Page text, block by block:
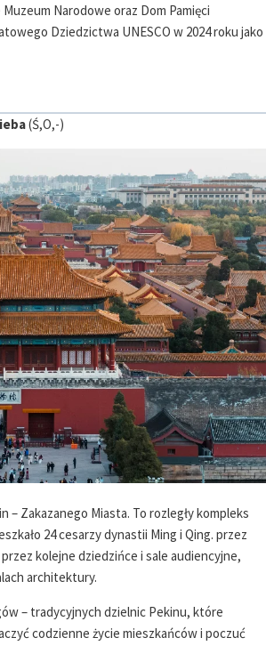
Narodowe oraz Dom Pamięci
Dziedzictwa UNESCO w 2024 roku jako
(Ś,O,-)
– Zakazanego Miasta. To rozległy kompleks
24 cesarzy dynastii Ming i Qing. przez
kolejne dziedzińce i sale audiencyjne,
architektury.
– tradycyjnych dzielnic Pekinu, które
codzienne życie mieszkańców i poczuć